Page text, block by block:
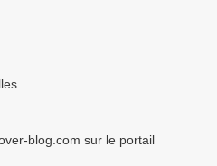
blog.com sur le portail